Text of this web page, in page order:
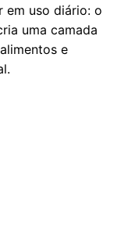
em uso diário: o
uma camada
e